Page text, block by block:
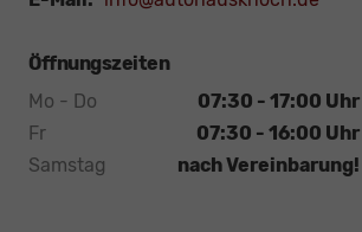
Öffnungszeiten
Mo - Do
07:30 - 17:00 Uhr
Fr
07:30 - 16:00 Uhr
Samstag
nach Vereinbarung!